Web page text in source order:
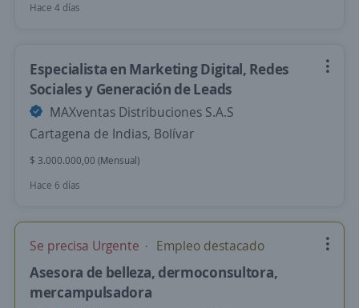
Hace 4 días
Especialista en Marketing Digital, Redes
Sociales y Generación de Leads
MAXventas Distribuciones S.A.S
Cartagena de Indias, Bolívar
$ 3.000.000,00 (Mensual)
Hace 6 días
Se precisa Urgente Empleo destacado
Asesora de belleza, dermoconsultora,
mercampulsadora